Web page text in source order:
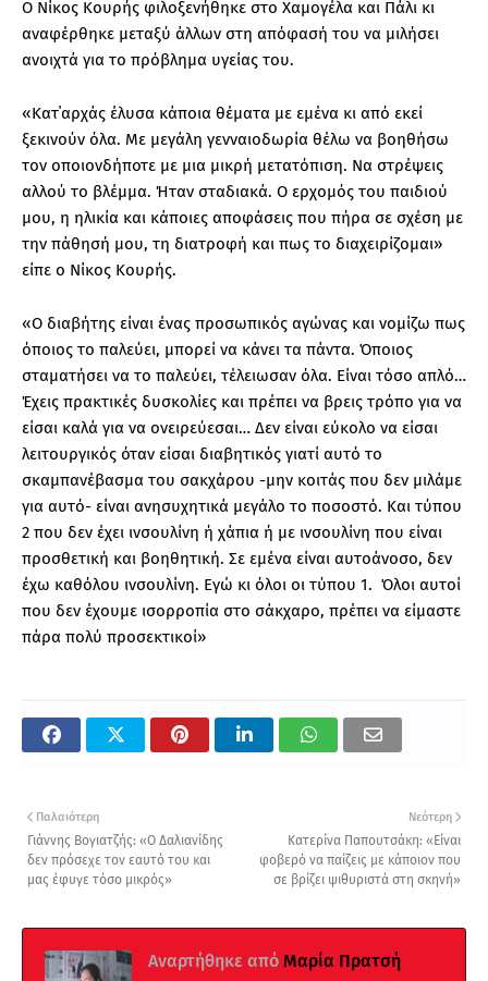
Ο Νίκος Κουρής φιλοξενήθηκε στο Χαμογέλα και Πάλι κι
αναφέρθηκε μεταξύ άλλων στη απόφασή του να μιλήσει
ανοιχτά για το πρόβλημα υγείας του.
«Κατ΄αρχάς έλυσα κάποια θέματα με εμένα κι από εκεί
ξεκινούν όλα. Με μεγάλη γενναιοδωρία θέλω να βοηθήσω
τον οποιονδήποτε με μια μικρή μετατόπιση. Να στρέψεις
αλλού το βλέμμα. Ήταν σταδιακά. Ο ερχομός του παιδιού
μου, η ηλικία και κάποιες αποφάσεις που πήρα σε σχέση με
την πάθησή μου, τη διατροφή και πως το διαχειρίζομαι»
είπε ο Νίκος Κουρής.
«Ο διαβήτης είναι ένας προσωπικός αγώνας και νομίζω πως
όποιος το παλεύει, μπορεί να κάνει τα πάντα. Όποιος
σταματήσει να το παλεύει, τέλειωσαν όλα. Είναι τόσο απλό…
Έχεις πρακτικές δυσκολίες και πρέπει να βρεις τρόπο για να
είσαι καλά για να ονειρεύεσαι… Δεν είναι εύκολο να είσαι
λειτουργικός όταν είσαι διαβητικός γιατί αυτό το
σκαμπανέβασμα του σακχάρου -μην κοιτάς που δεν μιλάμε
για αυτό- είναι ανησυχητικά μεγάλο το ποσοστό. Και τύπου
2 που δεν έχει ινσουλίνη ή χάπια ή με ινσουλίνη που είναι
προσθετική και βοηθητική. Σε εμένα είναι αυτοάνοσο, δεν
έχω καθόλου ινσουλίνη. Εγώ κι όλοι οι τύπου 1. Όλοι αυτοί
που δεν έχουμε ισορροπία στο σάκχαρο, πρέπει να είμαστε
πάρα πολύ προσεκτικοί»
Νεότερη
Κατερίνα Παπουτσάκη: «Είναι
φοβερό να παίζεις με κάποιον που
σε βρίζει ψιθυριστά στη σκηνή»
Παλαιότερη
Γιάννης Βογιατζής: «Ο Δαλιανίδης
δεν πρόσεχε τον εαυτό του και
μας έφυγε τόσο μικρός»
Αναρτήθηκε από Μαρία Πρατσή